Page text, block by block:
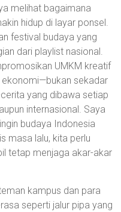
melihat bagaimana
hidup di layar ponsel.
festival budaya yang
dari playlist nasional.
UMKM kreatif
sekadar
yang dibawa setiap
internasional. Saya
budaya Indonesia
masa lalu, kita perlu
tetap menjaga akar-akar
kampus dan para
seperti jalur pipa yang